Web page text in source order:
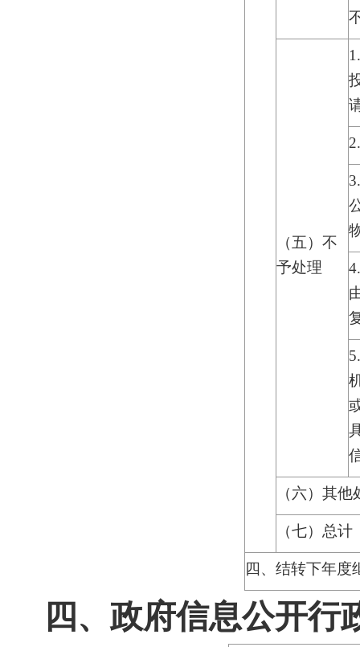
（五）不
予处理
（六）其他
（七）总计
四、结转下年度
四、政府信息公开行